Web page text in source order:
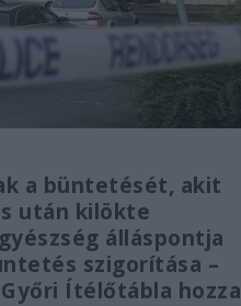
a büntetését, akit
után kilökte
álláspontja
szigorítása –
Ítélőtábla hozza